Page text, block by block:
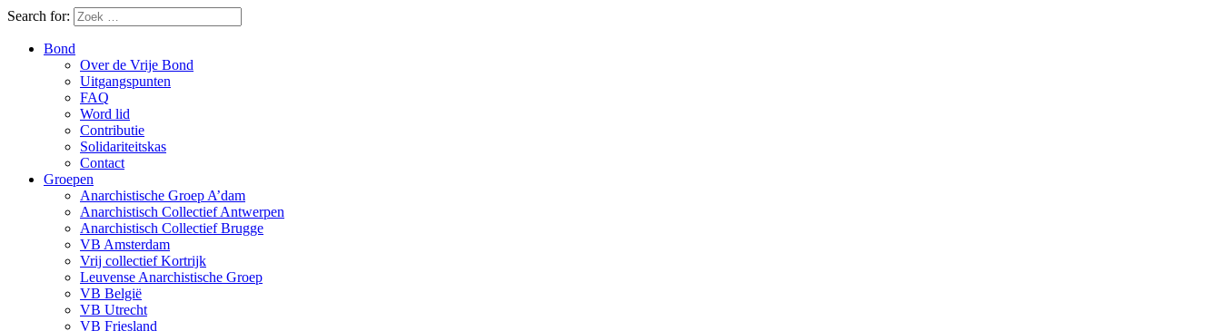
Search for:
Bond
Over de Vrije Bond
Uitgangspunten
FAQ
Word lid
Contributie
Solidariteitskas
Contact
Groepen
Anarchistische Groep A’dam
Anarchistisch Collectief Antwerpen
Anarchistisch Collectief Brugge
VB Amsterdam
Vrij collectief Kortrijk
Leuvense Anarchistische Groep
VB België
VB Utrecht
VB Friesland